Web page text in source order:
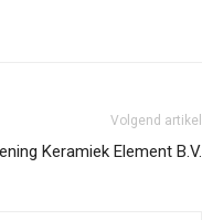
Volgend artikel
Keramiek Element B.V.